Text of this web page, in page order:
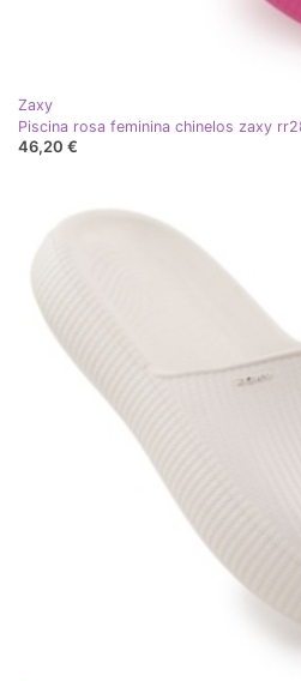
Zaxy
Piscina rosa feminina chinelos zaxy
46,20 €